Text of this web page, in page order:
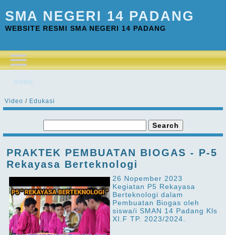
SMA NEGERI 14 PADANG
WEBSITE RESMI SMA NEGERI 14 PADANG
HOME
Video / Edukasi
PRAKTEK PEMBUATAN BIOGAS - P-5
Rekayasa Berteknologi
26 Nopember 2023
Kegiatan P5 Rekayasa
Berteknologi dalam
Pembuatan Biogas oleh
siswa/i SMAN 14 Padang Kls
XI.F TP. 2023/2024.